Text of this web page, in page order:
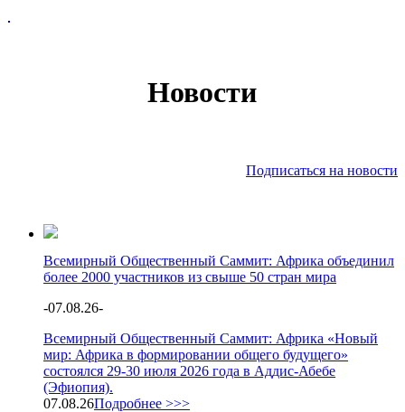
Новости
Подписаться на новости
Всемирный Общественный Саммит: Африка объединил
более 2000 участников из свыше 50 стран мира
-07.08.26-
Всемирный Общественный Саммит: Африка «Новый
мир: Африка в формировании общего будущего»
состоялся 29-30 июля 2026 года в Аддис-Абебе
(Эфиопия).
07.08.26Подробнее >>>